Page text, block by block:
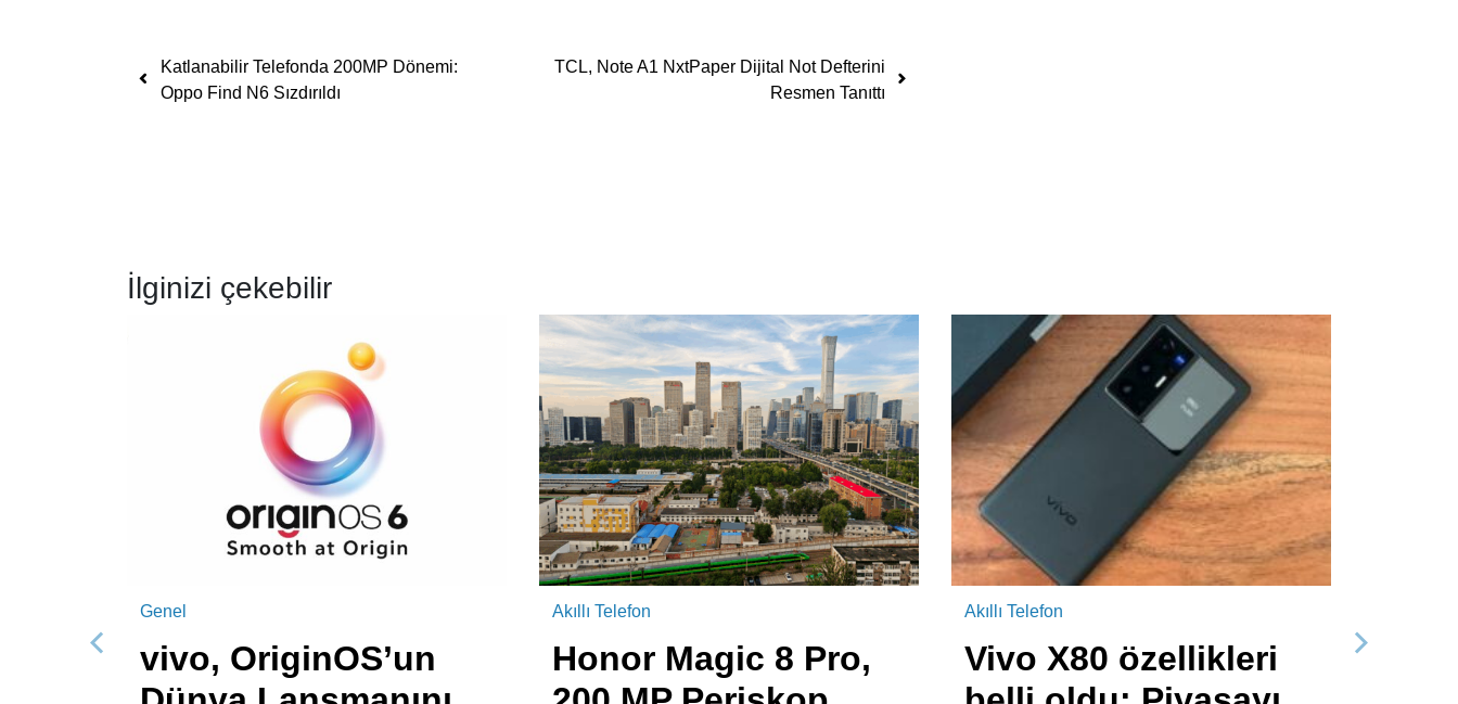
Yazı dolaşımı
Katlanabilir Telefonda 200MP Dönemi:
Oppo Find N6 Sızdırıldı
TCL, Note A1 NxtPaper Dijital Not Defterini
Resmen Tanıttı
İlginizi çekebilir
Genel
vivo, OriginOS’un
Akıllı Telefon
Honor Magic 8 Pro,
Akıllı Telefon
Vivo X80 özellikleri
Önceki Sonraki